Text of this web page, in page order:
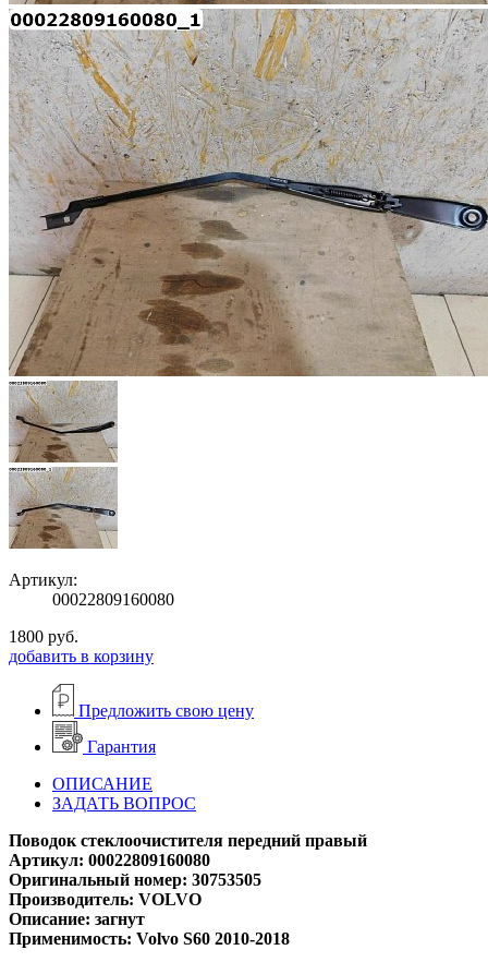
Артикул:
00022809160080
1800 руб.
добавить в корзину
Предложить свою цену
Гарантия
ОПИСАНИЕ
ЗАДАТЬ ВОПРОС
Поводок стеклоочистителя передний правый
Артикул: 00022809160080
Оригинальный номер: 30753505
Производитель: VOLVO
Описание: загнут
Применимость: Volvo S60 2010-2018